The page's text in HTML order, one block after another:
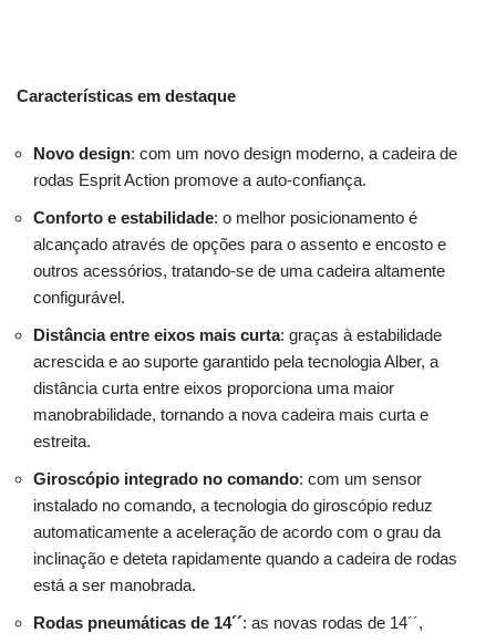
Características em destaque
Novo design: com um novo design moderno, a cadeira de
rodas Esprit Action promove a auto-confiança.
Conforto e estabilidade: o melhor posicionamento é
alcançado através de opções para o assento e encosto e
outros acessórios, tratando-se de uma cadeira altamente
configurável.
Distância entre eixos mais curta: graças à estabilidade
acrescida e ao suporte garantido pela tecnologia Alber, a
distância curta entre eixos proporciona uma maior
manobrabilidade, tornando a nova cadeira mais curta e
estreita.
Giroscópio integrado no comando: com um sensor
instalado no comando, a tecnologia do giroscópio reduz
automaticamente a aceleração de acordo com o grau da
inclinação e deteta rapidamente quando a cadeira de rodas
está a ser manobrada.
Rodas pneumáticas de 14´´: as novas rodas de 14´´,